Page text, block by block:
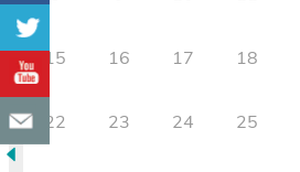
15 16 17 18
22 23 24 25